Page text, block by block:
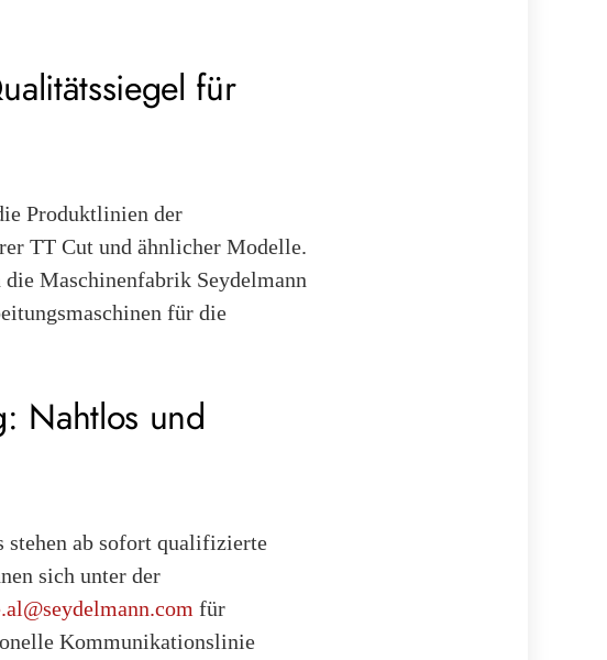
für
Produktlinien der
TT Cut und ähnlicher Modelle.
Maschinenfabrik Seydelmann
für die
Nahtlos und
stehen ab sofort qualifizierte
sich unter der
für
Kommunikationslinie